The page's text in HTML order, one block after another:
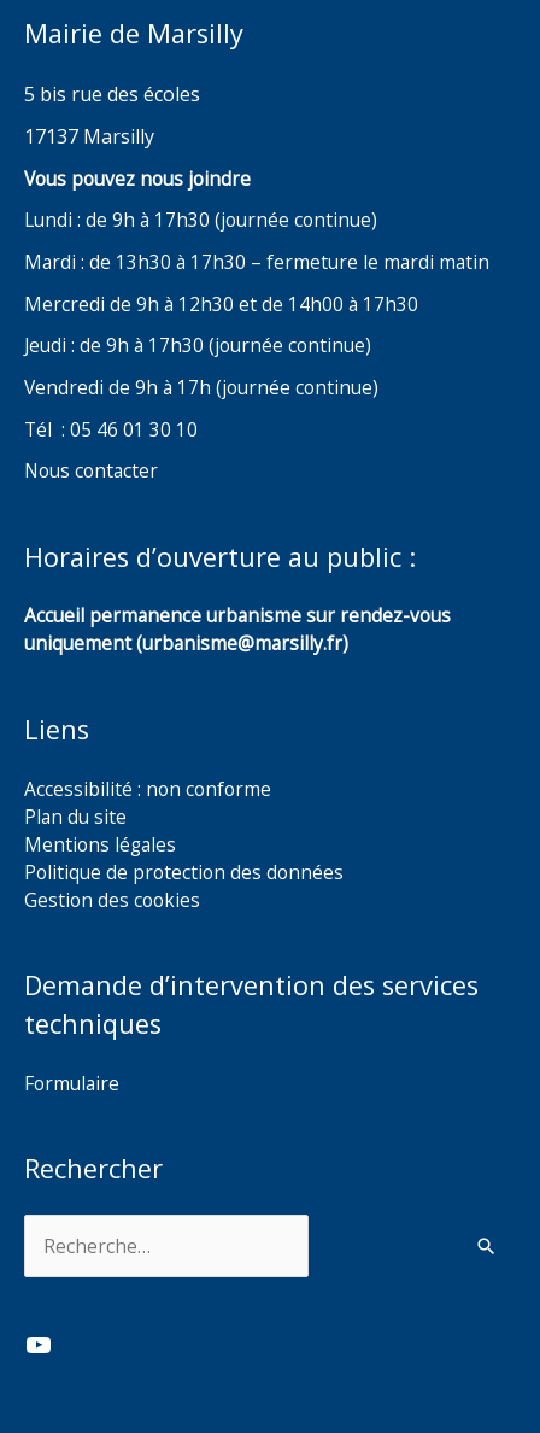
Mairie de Marsilly
5 bis rue des écoles
17137 Marsilly
Vous pouvez nous joindre
Lundi : de 9h à 17h30 (journée continue)
Mardi : de 13h30 à 17h30 – fermeture le mardi matin
Mercredi de 9h à 12h30 et de 14h00 à 17h30
Jeudi : de 9h à 17h30 (journée continue)
Vendredi de 9h à 17h (journée continue)
Tél : 05 46 01 30 10
Nous contacter
Horaires d’ouverture au public :
Accueil permanence urbanisme sur rendez-vous
uniquement (urbanisme@marsilly.fr)
Liens
Accessibilité : non conforme
Plan du site
Mentions légales
Politique de protection des données
Gestion des cookies
Demande d’intervention des services
techniques
Formulaire
Rechercher
YouTube